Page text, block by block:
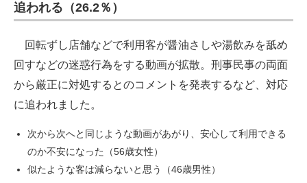
追われる（26.2％）
回転ずし店舗などで利用客が醤油さしや湯飲みを舐め
回すなどの迷惑行為をする動画が拡散。刑事民事の両面
から厳正に対処するとのコメントを発表するなど、対応
に追われました。
次から次へと同じような動画があがり、安心して利用できる
のか不安になった（56歳女性）
似たような客は減らないと思う（46歳男性）